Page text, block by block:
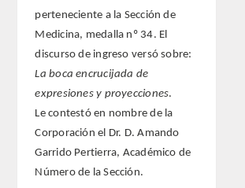
perteneciente a la Sección de
Medicina, medalla nº 34. El
discurso de ingreso versó sobre:
La boca encrucijada de
expresiones y proyecciones.
Le contestó en nombre de la
Corporación el Dr. D. Amando
Garrido Pertierra, Académico de
Número de la Sección.